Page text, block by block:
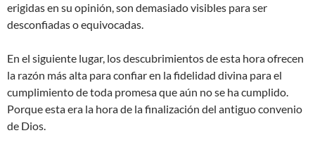
erigidas en su opinión, son demasiado visibles para ser
desconfiadas o equivocadas.
En el siguiente lugar, los descubrimientos de esta hora ofrecen
la razón más alta para confiar en la fidelidad divina para el
cumplimiento de toda promesa que aún no se ha cumplido.
Porque esta era la hora de la finalización del antiguo convenio
de Dios.